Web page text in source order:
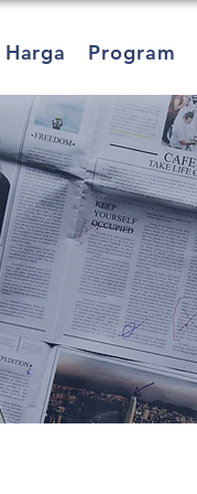
Harga Program